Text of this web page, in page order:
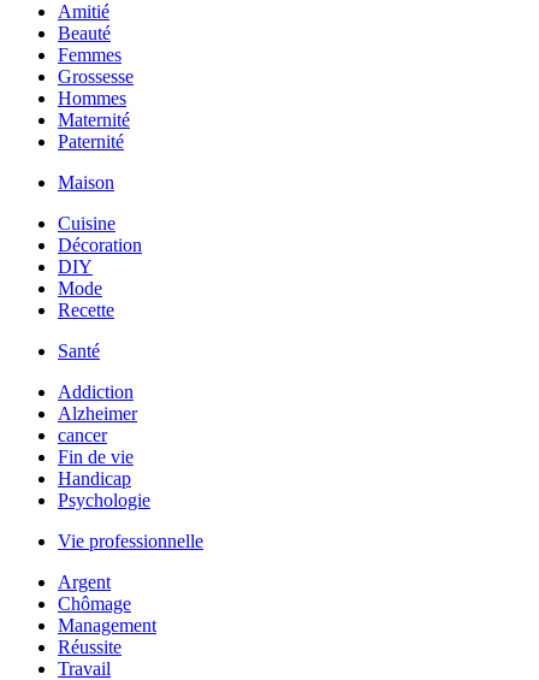
Amitié
Beauté
Femmes
Grossesse
Hommes
Maternité
Paternité
Maison
Cuisine
Décoration
DIY
Mode
Recette
Santé
Addiction
Alzheimer
cancer
Fin de vie
Handicap
Psychologie
Vie professionnelle
Argent
Chômage
Management
Réussite
Travail